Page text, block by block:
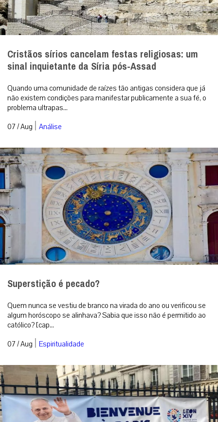
Cristãos sírios cancelam festas religiosas: um
sinal inquietante da Síria pós-Assad
Quando uma comunidade de raízes tão antigas considera que já
não existem condições para manifestar publicamente a sua fé, o
problema ultrapas...
07 / Aug | Análise
Superstição é pecado?
Quem nunca se vestiu de branco na virada do ano ou verificou se
algum horóscopo se alinhava? Sabia que isso não é permitido ao
católico? [cap...
07 / Aug | Espiritualidade